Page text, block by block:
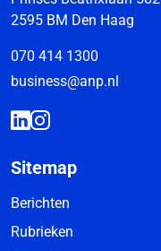
2595 BM Den Haag
070 414 1300
business@anp.nl
Sitemap
Berichten
Rubrieken